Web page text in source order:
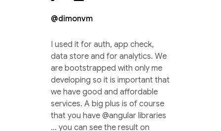
@dimonvm
I used it for auth, app check,
data store and for analytics. We
are bootstrapped with only me
developing so it is important that
we have good and affordable
services. A big plus is of course
that you have @angular libraries
… you can see the result on